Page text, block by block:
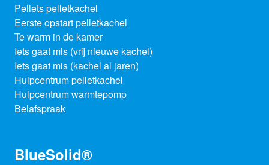
Pellets pelletkachel
Eerste opstart pelletkachel
Te warm in de kamer
Iets gaat mis (vrij nieuwe kachel)
Iets gaat mis (kachel al jaren)
Hulpcentrum pelletkachel
Hulpcentrum warmtepomp
Belafspraak
BlueSolid®